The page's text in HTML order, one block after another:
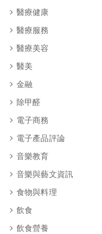
醫療健康
醫療服務
醫療美容
醫美
金融
除甲醛
電子商務
電子產品評論
音樂教育
音樂與藝文資訊
食物與料理
飲食
飲食營養